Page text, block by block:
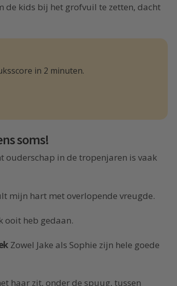
de kids bij het grofvuil te zetten, dacht
in 2 minuten.
soms!
ouderschap in de tropenjaren is vaak
mijn hart met overlopende vreugde.
heb gedaan.
Zowel Jake als Sophie zijn hele goede
haar zit, onder de spuug, tussen